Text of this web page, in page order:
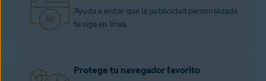
Ayuda a evitar que la publicidad personalizada
te siga en línea.
Protege tu navegador favorito